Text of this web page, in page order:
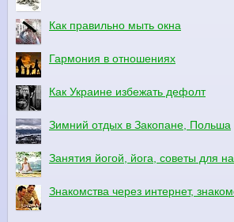
Как правильно мыть окна
Гармония в отношениях
Как Украине избежать дефолт
Зимний отдых в Закопане, Польша
Занятия йогой, йога, советы для
Знакомства через интернет,